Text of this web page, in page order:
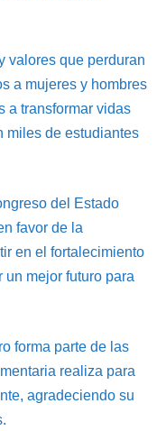
valores que perduran
a mujeres y hombres
a transformar vidas
miles de estudiantes
del Estado
favor de la
en el fortalecimiento
mejor futuro para
forma parte de las
realiza para
agradeciendo su